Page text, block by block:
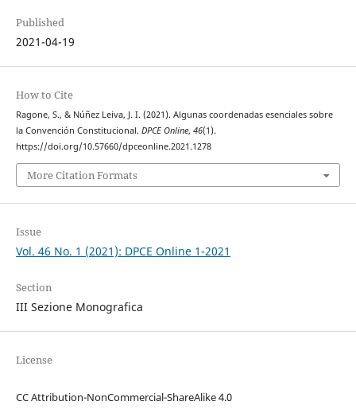
Published
2021-04-19
How to Cite
Ragone, S., & Núñez Leiva, J. I. (2021). Algunas coordenadas esenciales sobre
la Convención Constitucional. DPCE Online, 46(1).
https://doi.org/10.57660/dpceonline.2021.1278
More Citation Formats
Issue
Vol. 46 No. 1 (2021): DPCE Online 1-2021
Section
III Sezione Monografica
License
CC Attribution-NonCommercial-ShareAlike 4.0